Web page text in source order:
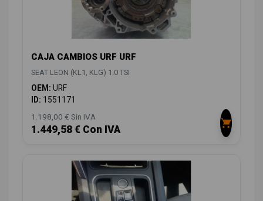
CAJA CAMBIOS URF URF
SEAT LEON (KL1, KLG) 1.0 TSI
OEM: URF
ID: 1551171
1.198,00 € Sin IVA
1.449,58 € Con IVA